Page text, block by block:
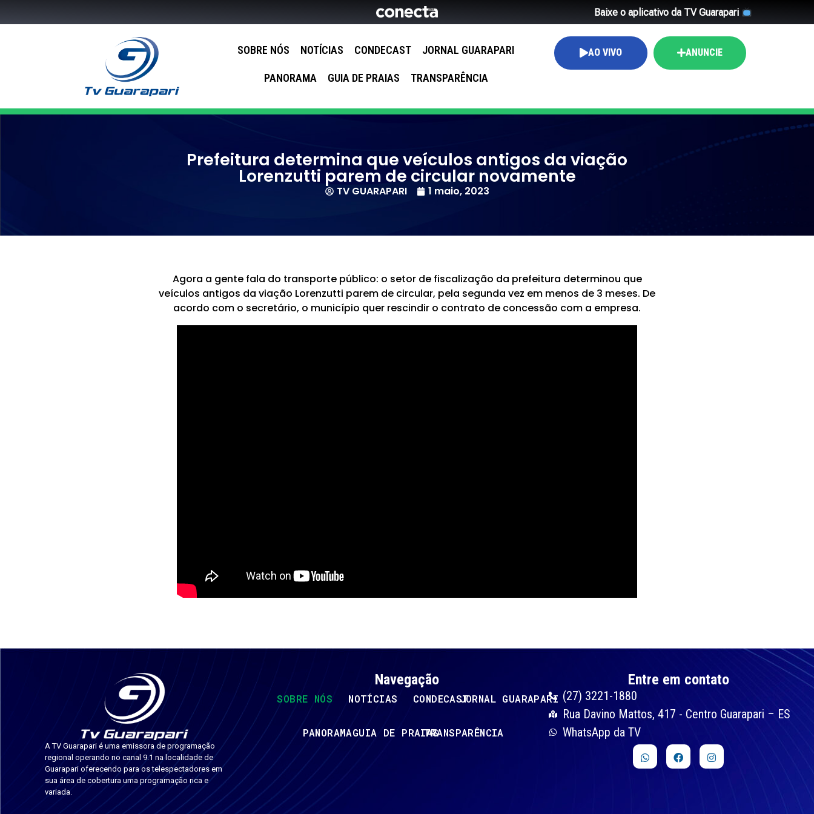
Baixe o aplicativo da TV Guarapari
SOBRE NÓS NOTÍCIAS CONDECAST JORNAL GUARAPARI
PANORAMA GUIA DE PRAIAS TRANSPARÊNCIA
AO VIVO ANUNCIE
Prefeitura determina que veículos antigos da viação
Lorenzutti parem de circular novamente
TV GUARAPARI 1 maio, 2023
Agora a gente fala do transporte público: o setor de fiscalização da prefeitura determinou que
veículos antigos da viação Lorenzutti parem de circular, pela segunda vez em menos de 3 meses. De
acordo com o secretário, o município quer rescindir o contrato de concessão com a empresa.
A TV Guarapari é uma emissora de programação
regional operando no canal 9.1 na localidade de
Guarapari oferecendo para os telespectadores em
sua área de cobertura uma programação rica e
variada.
Navegação
SOBRE NÓS NOTÍCIAS CONDECASTJORNAL GUARAPARI
PANORAMAGUIA DE PRAIASTRANSPARÊNCIA
Entre em contato
(27) 3221-1880
Rua Davino Mattos, 417 - Centro Guarapari – ES
WhatsApp da TV